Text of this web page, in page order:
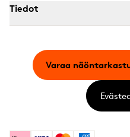
Tiedot
Varaa